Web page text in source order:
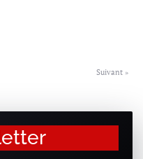
Suivant »